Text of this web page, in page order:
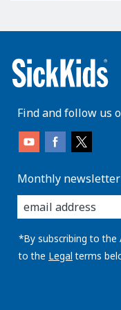
Find and follow us
Monthly
enter
you
email
address:
*By subscribing to the
to the Legal terms